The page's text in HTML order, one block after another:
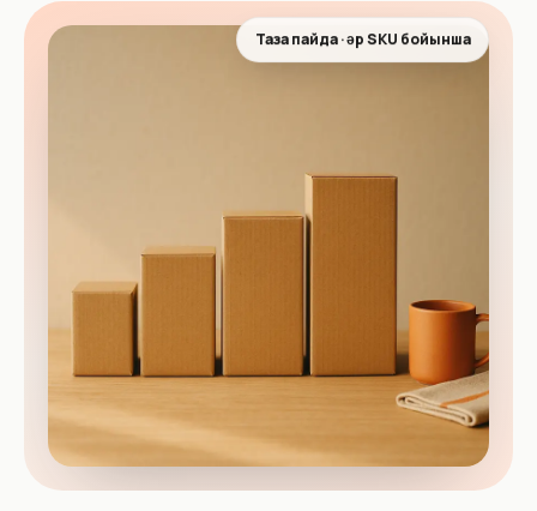
Таза пайда · әр SKU бойынша